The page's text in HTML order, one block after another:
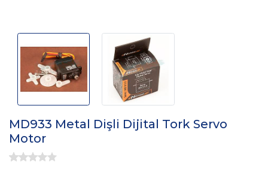
MD933 Metal Dişli Dijital Tork Servo
Motor